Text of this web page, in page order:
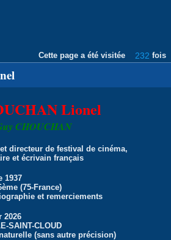
Cette page a été visitée 232 fois
Lionel
CHOUCHAN
directeur de festival de cinéma,
et écrivain français
1937
(75-France)
et remerciements
2026
SAINT-CLOUD
(sans autre précision)